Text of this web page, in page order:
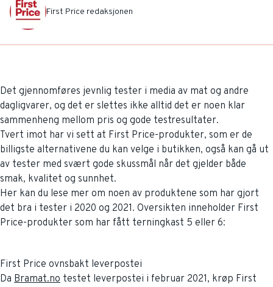
First Price redaksjonen
Det gjennomføres jevnlig tester i media av mat og andre
dagligvarer, og det er slettes ikke alltid det er noen klar
sammenheng mellom pris og gode testresultater.
Tvert imot har vi sett at First Price-produkter, som er de
billigste alternativene du kan velge i butikken, også kan gå ut
av tester med svært gode skussmål når det gjelder både
smak, kvalitet og sunnhet.
Her kan du lese mer om noen av produktene som har gjort
det bra i tester i 2020 og 2021. Oversikten inneholder First
Price-produkter som har fått terningkast 5 eller 6:
First Price ovnsbakt leverpostei
Da Bramat.no testet leverpostei i februar 2021, krøp First